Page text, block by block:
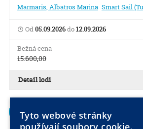
Marmaris, Albatros Marina Smart Sail
Od05.09.2026do12.09.2026
Bežná cena
15.600,00
Detail lodi
1 2
Tyto webové stránky
používají soubory cookie.